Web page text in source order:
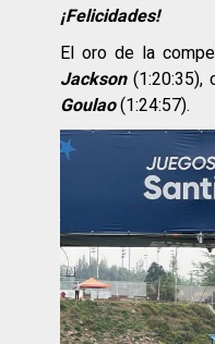
¡Felicidades!
El oro de la
Jackson(1:20:35),
Goulao(1:24:57).